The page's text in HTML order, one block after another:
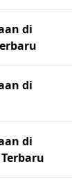
di
di
di